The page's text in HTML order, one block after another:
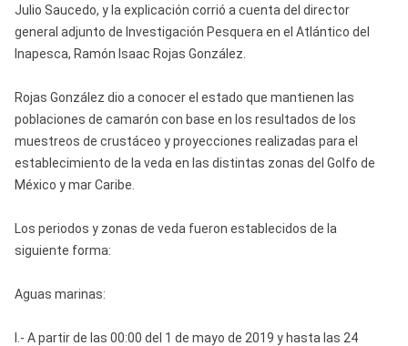
Julio Saucedo, y la explicación corrió a cuenta del director
general adjunto de Investigación Pesquera en el Atlántico del
Inapesca, Ramón Isaac Rojas González.
Rojas González dio a conocer el estado que mantienen las
poblaciones de camarón con base en los resultados de los
muestreos de crustáceo y proyecciones realizadas para el
establecimiento de la veda en las distintas zonas del Golfo de
México y mar Caribe.
Los periodos y zonas de veda fueron establecidos de la
siguiente forma:
Aguas marinas:
I.- A partir de las 00:00 del 1 de mayo de 2019 y hasta las 24